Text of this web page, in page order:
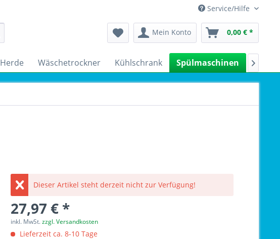
Service/Hilfe
Mein Konto 0,00 € *
Herde Wäschetrockner Kühlschrank Spülmaschinen 
Dieser Artikel steht derzeit nicht zur Verfügung!
27,97 € *
inkl. MwSt.zzgl. Versandkosten
Lieferzeit ca. 8-10 Tage